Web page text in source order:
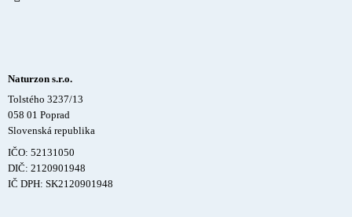
Naturzon s.r.o.
Tolstého 3237/13
058 01 Poprad
Slovenská republika
IČO: 52131050
DIČ: 2120901948
IČ DPH: SK2120901948